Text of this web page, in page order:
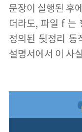
문장이 실행된 후
더라도, 파일 f 는
정의된 뒷정리 동
설명서에서 이 사